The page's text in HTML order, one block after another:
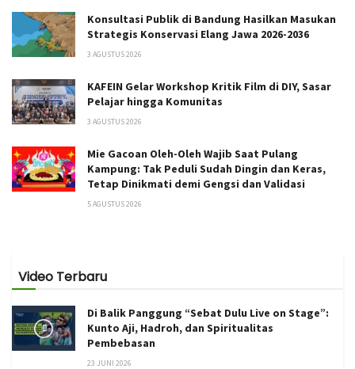
Konsultasi Publik di Bandung Hasilkan Masukan
Strategis Konservasi Elang Jawa 2026-2036
3 AGUSTUS 2026
KAFEIN Gelar Workshop Kritik Film di DIY, Sasar
Pelajar hingga Komunitas
3 AGUSTUS 2026
Mie Gacoan Oleh-Oleh Wajib Saat Pulang
Kampung: Tak Peduli Sudah Dingin dan Keras,
Tetap Dinikmati demi Gengsi dan Validasi
5 AGUSTUS 2026
Video Terbaru
Di Balik Panggung “Sebat Dulu Live on Stage”:
Kunto Aji, Hadroh, dan Spiritualitas
Pembebasan
23 JUNI 2026